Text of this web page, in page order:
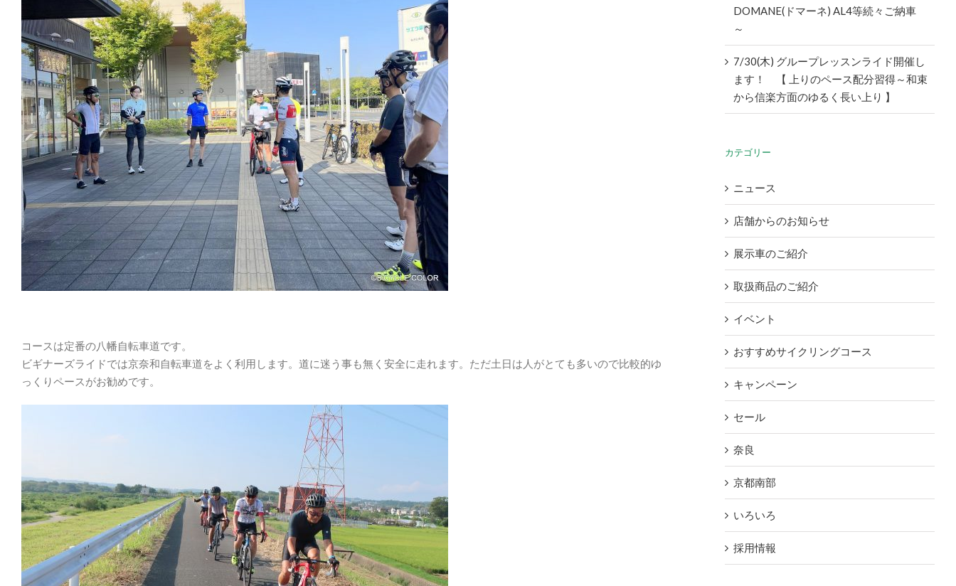
コースは定番の八幡自転車道です。
ビギナーズライドでは京奈和自転車道をよく利用します。道に迷う事も無く安全に走れます。ただ土日は人がとても多いので比較的ゆ
っくりペースがお勧めです。
DOMANE(ドマーネ) AL4等続々ご納車
～
7/30(木) グループレッスンライド開催し
ます！ 【 上りのペース配分習得～和束
から信楽方面のゆるく長い上り 】
カテゴリー
ニュース
店舗からのお知らせ
展示車のご紹介
取扱商品のご紹介
イベント
おすすめサイクリングコース
キャンペーン
セール
奈良
京都南部
いろいろ
採用情報